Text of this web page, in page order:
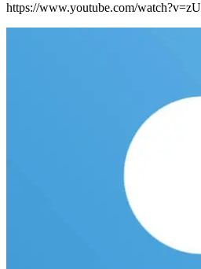
https://www.youtube.com/